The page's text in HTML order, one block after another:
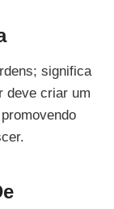
significa
deve criar um